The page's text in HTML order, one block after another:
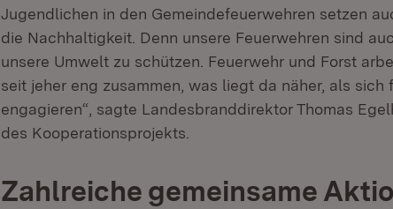
Jugendlichen in den Gemeindefeuerwehren setzen
die Nachhaltigkeit. Denn unsere Feuerwehren sind
unsere Umwelt zu schützen. Feuerwehr und Forst
seit jeher eng zusammen, was liegt da näher, als
engagieren“, sagte Landesbranddirektor Thomas
des Kooperationsprojekts.
Zahlreiche gemeinsame